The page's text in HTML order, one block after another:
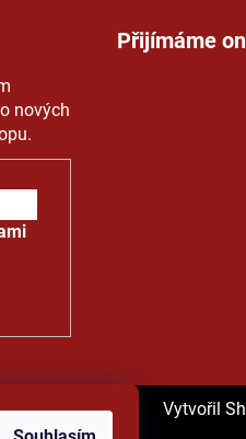
nových
Přijímáme
Vytvořil
osobních